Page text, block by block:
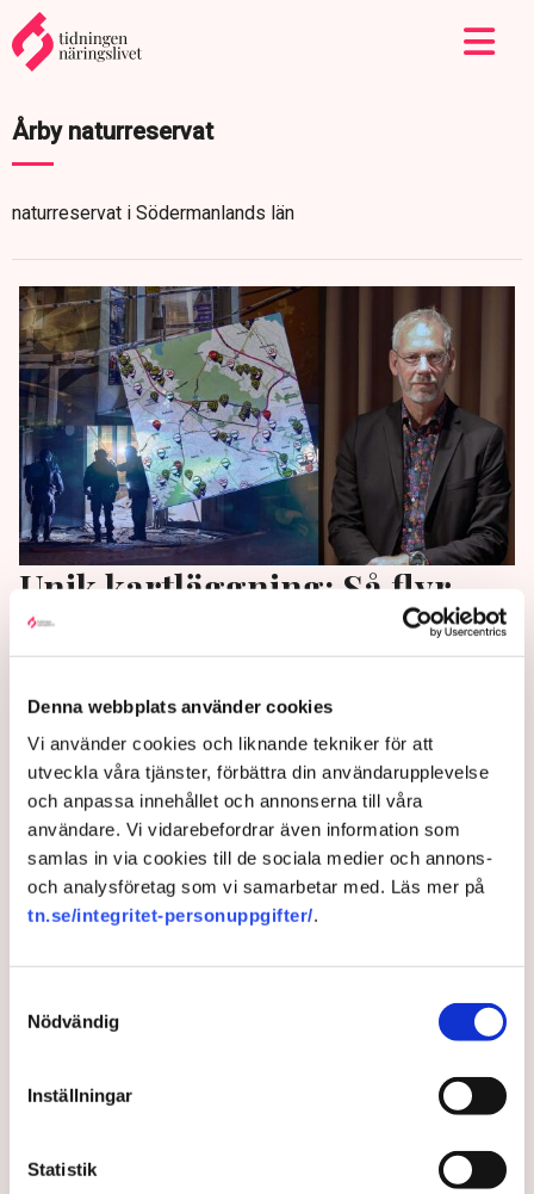
Denna webbplats använder cookies
Vi använder cookies och liknande tekniker för att
utveckla våra tjänster, förbättra din användarupplevelse
och anpassa innehållet och annonserna till våra
användare. Vi vidarebefordrar även information som
samlas in via cookies till de sociala medier och annons-
och analysföretag som vi samarbetar med. Läs mer på
tn.se/integritet-personuppgifter/.
Nödvändig
Inställningar
Statistik
Årby naturreservat
naturreservat i Södermanlands län
Unik kartläggning: Så flyr
näringslivet utsatta områden
från analys- och dataföretaget Prospect Mapping.
”Man får sämre skydd från samhället och trycket
ökar från de kriminella. Slutligen lämnar företagen
och det blir en ond spiral”, säger Pär Bygdeson, vd
för Livsmedelshandlarna, till TN.
2 years ago | Av: Pontus Nyman